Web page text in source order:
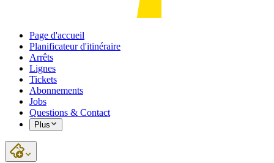
Page d'accueil
Planificateur d'itinéraire
Arrêts
Lignes
Tickets
Abonnements
Jobs
Questions & Contact
Plus